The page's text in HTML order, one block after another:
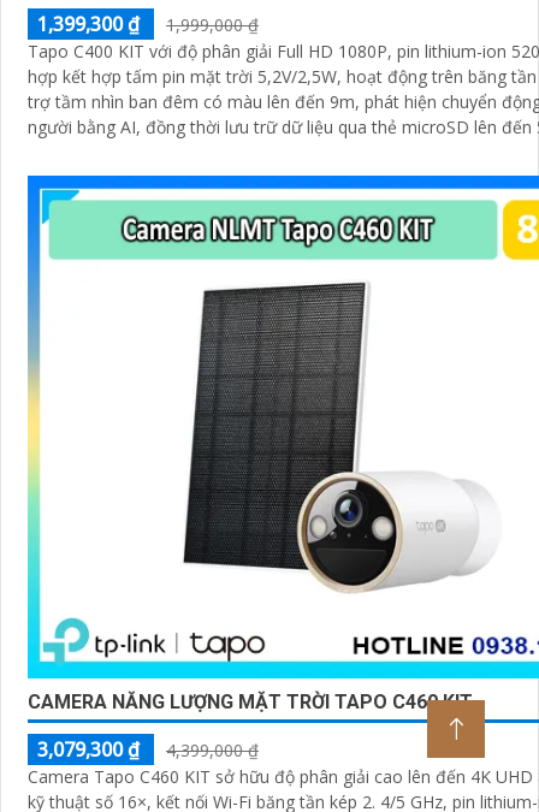
1,399,300 ₫
1,999,000 ₫
Tapo C400 KIT với độ phân giải Full HD 1080P, pin lithium-ion
hợp kết hợp tấm pin mặt trời 5,2V/2,5W, hoạt động trên băng tần
trợ tầm nhìn ban đêm có màu lên đến 9m, phát hiện chuyển
người bằng AI, đồng thời lưu trữ dữ liệu qua thẻ microSD lên đến
CAMERA NĂNG LƯỢNG MẶT TRỜI TAPO C460 KIT
3,079,300 ₫
4,399,000 ₫
Camera Tapo C460 KIT sở hữu độ phân giải cao lên đến 4K
kỹ thuật số 16×, kết nối Wi-Fi băng tần kép 2. 4/5 GHz, pin